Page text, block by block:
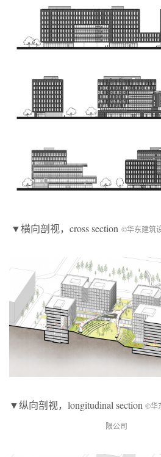
▼横向剖视，cross section ©华东建筑
▼纵向剖视，longitudinal section ©华
限公司